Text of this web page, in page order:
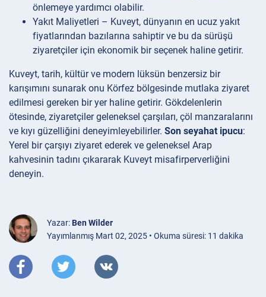
önlemeye yardımcı olabilir.
Yakıt Maliyetleri – Kuveyt, dünyanın en ucuz yakıt
fiyatlarından bazılarına sahiptir ve bu da sürüşü
ziyaretçiler için ekonomik bir seçenek haline getirir.
Kuveyt, tarih, kültür ve modern lüksün benzersiz bir
karışımını sunarak onu Körfez bölgesinde mutlaka ziyaret
edilmesi gereken bir yer haline getirir. Gökdelenlerin
ötesinde, ziyaretçiler geleneksel çarşıları, çöl manzaralarını
ve kıyı güzelliğini deneyimleyebilirler. Son seyahat ipucu:
Yerel bir çarşıyı ziyaret ederek ve geleneksel Arap
kahvesinin tadını çıkararak Kuveyt misafirperverliğini
deneyin.
Yazar: Ben Wilder
Yayımlanmış Mart 02, 2025 • Okuma süresi: 11 dakika